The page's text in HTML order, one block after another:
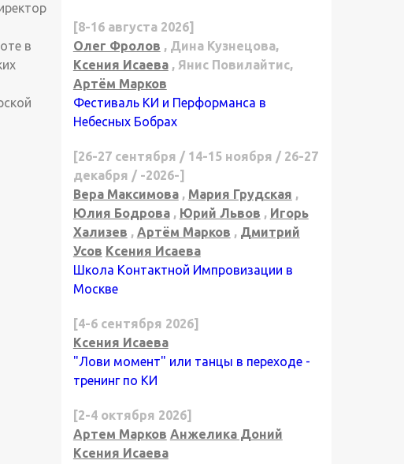
в
[8-16 августа 2026]
Олег Фролов , Дина Кузнецова,
Ксения Исаева, Янис Повилайтис,
Артём Марков
Фестиваль КИ и Перформанса в
Небесных Бобрах
[26-27 сентября / 14-15 ноября / 26-27
декабря / -2026-]
Вера Максимова, Мария Грудская ,
Юлия Бодрова, Юрий Львов , Игорь
Хализев , Артём Марков , Дмитрий
Усов Ксения Исаева
Школа Контактной Импровизации в
Москве
[4-6 сентября 2026]
Ксения Исаева
"Лови момент" или танцы в переходе -
тренинг по КИ
[2-4 октября 2026]
Артем Марков Анжелика Доний
Ксения Исаева